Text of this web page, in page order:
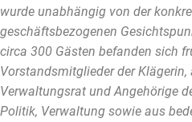
wurde unabhängig von der
geschäftsbezogenen
circa 300 Gästen befanden sich
Vorstandsmitglieder der
Verwaltungsrat und Angehörige
Politik, Verwaltung sowie aus